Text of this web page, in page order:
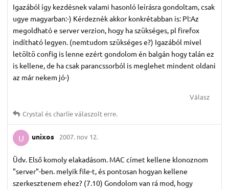
Igazából így kezdésnek valami hasonló leírásra gondoltam, csak
ugye magyarban:-) Kérdeznék akkor konkrétabban is: Pl:Az
megoldható e server verzion, hogy ha szükséges, pl firefox
indítható legyen. (nemtudom szükséges e?) Igazából mivel
letöltö config is lenne ezért gondolom én balgán hogy talán ez
is kellene, de ha csak parancssorból is meglehet mindent oldani
az már nekem jó-)
Válasz
Crystal éscharlieválaszolt erre.
U unixos 2007. nov 12.
Üdv. Első komoly elakadásom. MAC címet kellene klonoznom
"server"-ben. melyik file-t, és pontosan hogyan kellene
szerkesztenem ehez? (7.10) Gondolom van rá mod, hogy